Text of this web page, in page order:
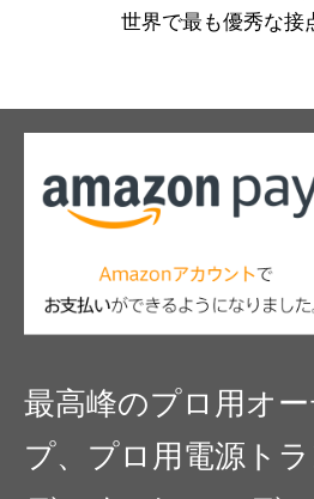
スピコンまで揃え
間違いなし
ありがとうございました
世界で最も優秀な接
最高峰のプロ用オ
プ、プロ用電源ト